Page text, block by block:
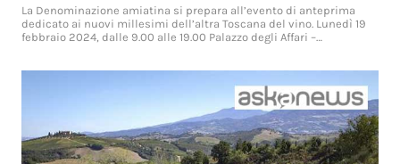
La Denominazione amiatina si prepara all’evento di anteprima
dedicato ai nuovi millesimi dell’altra Toscana del vino. Lunedì 19
febbraio 2024, dalle 9.00 alle 19.00 Palazzo degli Affari –…